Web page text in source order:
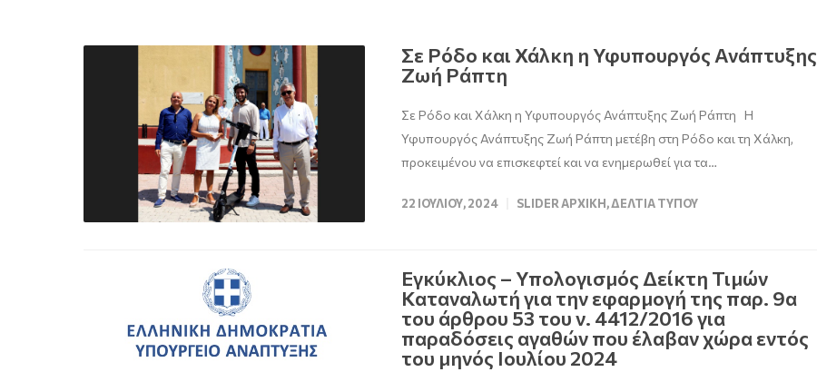
Σε Ρόδο και Χάλκη η Υφυπουργός Ανάπτυξης
Ζωή Ράπτη
Σε Ρόδο και Χάλκη η Υφυπουργός Ανάπτυξης Ζωή Ράπτη Η
Υφυπουργός Ανάπτυξης Ζωή Ράπτη μετέβη στη Ρόδο και τη Χάλκη,
προκειμένου να επισκεφτεί και να ενημερωθεί για τα…
22 ΙΟΥΛΊΟΥ, 2024 SLIDER ΑΡΧΙΚΉ,ΔΕΛΤΊΑ ΤΎΠΟΥ
Εγκύκλιος – Υπολογισμός Δείκτη Τιμών
Καταναλωτή για την εφαρμογή της παρ. 9α
του άρθρου 53 του ν. 4412/2016 για
παραδόσεις αγαθών που έλαβαν χώρα εντός
του μηνός Ιουλίου 2024